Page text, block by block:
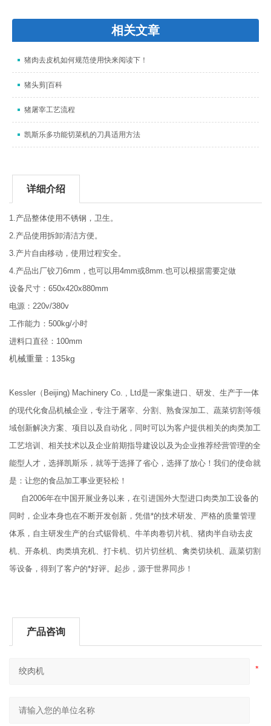
相关文章
猪肉去皮机如何规范使用快来阅读下！
猪头剪|百科
猪屠宰工艺流程
凯斯乐多功能切菜机的刀具适用方法
详细介绍
1.产品整体使用不锈钢，卫生。
2.产品使用拆卸清洁方便。
3.产片自由移动，使用过程安全。
4.产品出厂铰刀6mm，也可以用4mm或8mm.也可以根据需要定做
设备尺寸：650x420x880mm
电源：220v/380v
工作能力：500kg/小时
进料口直径：100mm
机械重量：135kg
Kessler（Beijing) Machinery Co. , Ltd是一家集进口、研发、生产于一体
的现代化食品机械企业，专注于屠宰、分割、熟食深加工、蔬菜切割等领
域创新解决方案、项目以及自动化，同时可以为客户提供相关的肉类加工
工艺培训、相关技术以及企业前期指导建设以及为企业推荐经营管理的全
能型人才，选择凯斯乐，就等于选择了省心，选择了放心！我们的使命就
是：让您的食品加工事业更轻松！
自2006年在中国开展业务以来，在引进国外大型进口肉类加工设备的
同时，企业本身也在不断开发创新，凭借*的技术研发、严格的质量管理
体系，自主研发生产的台式锯骨机、牛羊肉卷切片机、猪肉半自动去皮
机、开条机、肉类填充机、打卡机、切片切丝机、禽类切块机、蔬菜切割
等设备，得到了客户的*好评。起步，源于世界同步！
产品咨询